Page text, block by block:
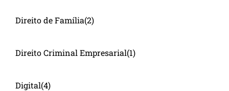
Direito de Família(2)
Direito Criminal Empresarial(1)
Digital(4)